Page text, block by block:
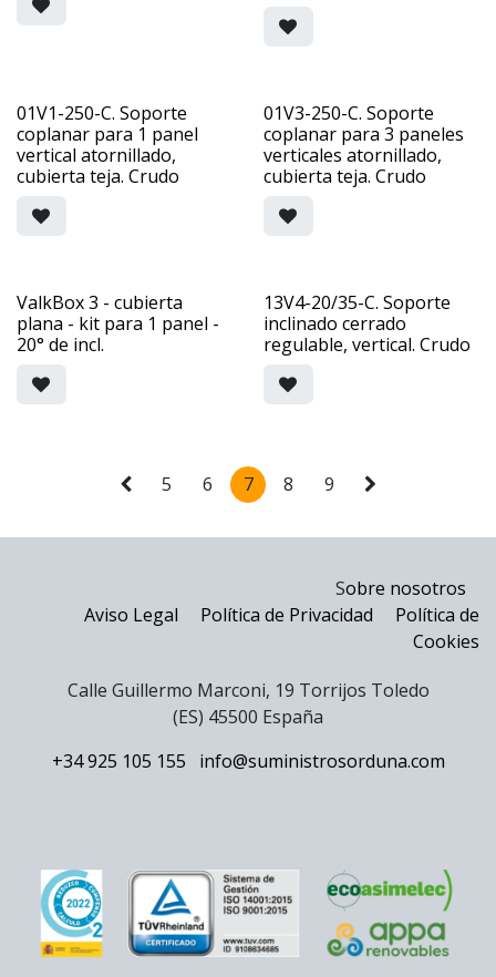
01V1-250-C. Soporte
coplanar para 1 panel
vertical atornillado,
cubierta teja. Crudo
01V3-250-C. Soporte
coplanar para 3 paneles
verticales atornillado,
cubierta teja. Crudo
ValkBox 3 - cubierta
plana - kit para 1 panel -
20° de incl.
13V4-20/35-C. Soporte
inclinado cerrado
regulable, vertical. Crudo
5 6 7 8 9
Sobre nosotros
Aviso Legal
Política de Privacidad
Política de
Cookies
Calle Guillermo Marconi, 19 Torrijos Toledo
(ES) 45500 España
+34 925 105 155
info@suministrosorduna.com